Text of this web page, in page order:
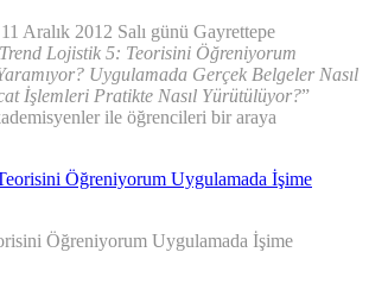
Aralık 2012 Salı günü Gayrettepe
Trend Lojistik 5: Teorisini Öğreniyorum
Uygulamada Gerçek Belgeler Nasıl
İşlemleri Pratikte Nasıl Yürütülüyor?”
ile öğrencileri bir araya
Öğreniyorum Uygulamada İşime